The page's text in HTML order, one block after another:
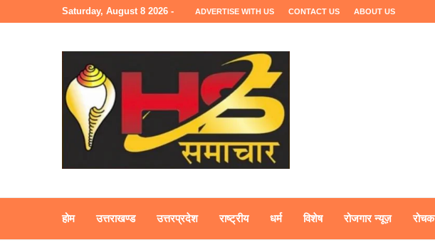
Saturday, August 8 2026 - ADVERTISE WITH US CONTACT US ABOUT US
होम उत्तराखण्ड उत्तरप्रदेश राष्ट्रीय धर्म विशेष रोजगार न्यूज़ रोचक